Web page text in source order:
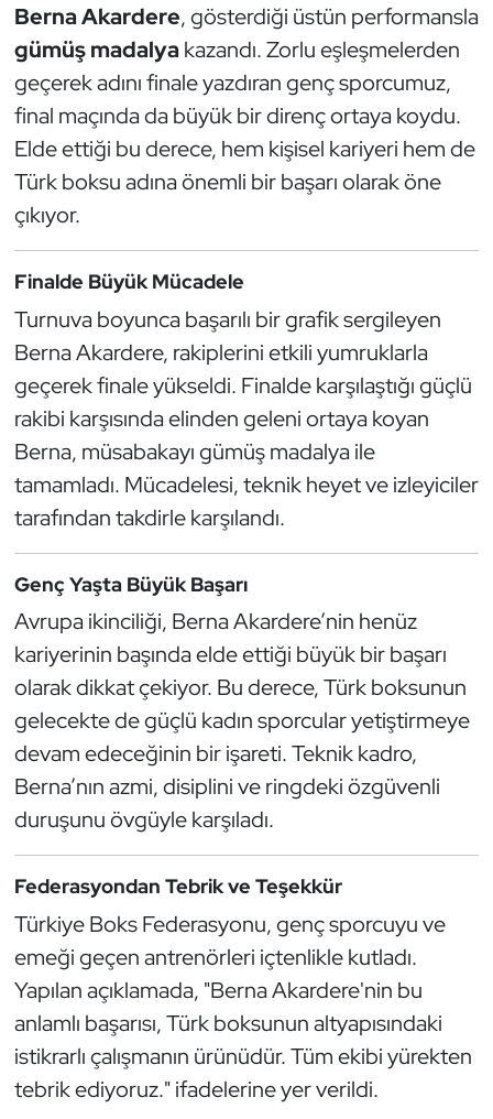
Berna Akardere, gösterdiği üstün performansla
gümüş madalyakazandı. Zorlu eşleşmelerden
geçerek adını finale yazdıran genç sporcumuz,
final maçında da büyük bir direnç ortaya koydu.
Elde ettiği bu derece, hem kişisel kariyeri hem de
Türk boksu adına önemli bir başarı olarak öne
çıkıyor.
Finalde Büyük Mücadele
Turnuva boyunca başarılı bir grafik sergileyen
Berna Akardere, rakiplerini etkili yumruklarla
geçerek finale yükseldi. Finalde karşılaştığı güçlü
rakibi karşısında elinden geleni ortaya koyan
Berna, müsabakayı gümüş madalya ile
tamamladı. Mücadelesi, teknik heyet ve izleyiciler
tarafından takdirle karşılandı.
Genç Yaşta Büyük Başarı
Avrupa ikinciliği, Berna Akardere’nin henüz
kariyerinin başında elde ettiği büyük bir başarı
olarak dikkat çekiyor. Bu derece, Türk boksunun
gelecekte de güçlü kadın sporcular yetiştirmeye
devam edeceğinin bir işareti. Teknik kadro,
Berna’nın azmi, disiplini ve ringdeki özgüvenli
duruşunu övgüyle karşıladı.
Federasyondan Tebrik ve Teşekkür
Türkiye Boks Federasyonu, genç sporcuyu ve
emeği geçen antrenörleri içtenlikle kutladı.
Yapılan açıklamada, "Berna Akardere'nin bu
anlamlı başarısı, Türk boksunun altyapısındaki
istikrarlı çalışmanın ürünüdür. Tüm ekibi yürekten
tebrik ediyoruz." ifadelerine yer verildi.
Genel
Golf
Güreş
Halter
Hava Sporları
Hentbol
İşitme Engelli Sporcular
Judo ve Kuraş
Kano ve Rafting
Karate
Kayak
Kempo
Kick Boks
Kürek
Masa Tenisi
Motor Sporları
Muay Thai
Okçuluk
Optimist